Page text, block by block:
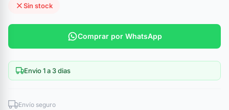
Sin stock
Comprar por WhatsApp
Envio 1 a 3 dias
Envío seguro